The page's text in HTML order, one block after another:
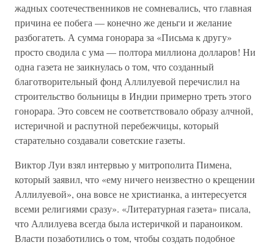
жадных соотечественников не сомневались, что главная
причина ее побега — конечно же деньги и желание
разбогатеть. А сумма гонорара за «Письма к другу»
просто сводила с ума — полтора миллиона долларов! Ни
одна газета не заикнулась о том, что созданный
благотворительный фонд Аллилуевой перечислил на
строительство больницы в Индии примерно треть этого
гонорара. Это совсем не соответствовало образу алчной,
истеричной и распутной перебежчицы, который
старательно создавали советские газеты.
Виктор Луи взял интервью у митрополита Пимена,
который заявил, что «ему ничего неизвестно о крещении
Аллилуевой», она вовсе не христианка, а интересуется
всеми религиями сразу». «Литературная газета» писала,
что Аллилуева всегда была истеричкой и параноиком.
Власти позаботились о том, чтобы создать подобное